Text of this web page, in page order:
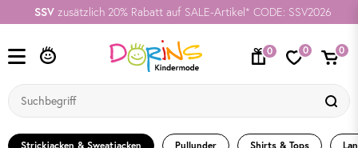
SSV zusätzlich 20% Rabatt auf SALE-Artikel* CODE: SSV2026
0 0 0
Shirts & Tops
Strickjacken & Sweatjacken Pullunder